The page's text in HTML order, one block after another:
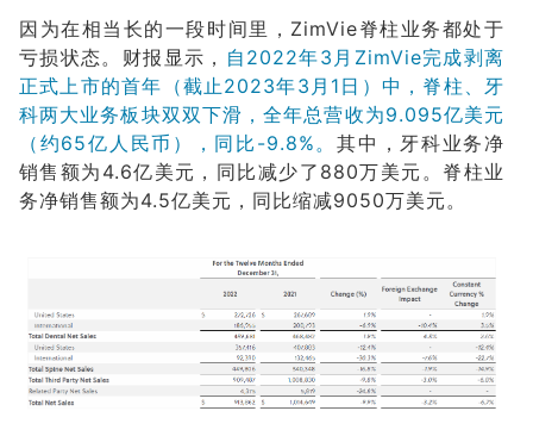
因为在相当长的一段时间里，ZimVie脊柱业务都处于
亏损状态。财报显示， 自2022年3月ZimVie完成剥离
正式上市的首年（截止2023年3月1日）中，脊柱、牙
科两大业务板块双双下滑，全年总营收为9.095亿美元
（约65亿人民币），同比-9.8%。其中，牙科业务净
销售额为4.6亿美元，同比减少了880万美元。脊柱业
务净销售额为4.5亿美元，同比缩减9050万美元。